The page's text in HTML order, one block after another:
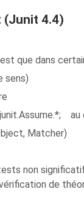
(Junit 4.4)
que dans
sens)
au
Matcher)
non
de